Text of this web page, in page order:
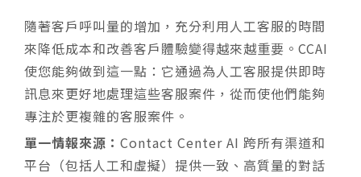
隨著客戶呼叫量的增加，充分利用人工客服的時間
來降低成本和改善客戶體驗變得越來越重要。CCAI
使您能夠做到這一點：它通過為人工客服提供即時
訊息來更好地處理這些客服案件，從而使他們能夠
專注於更複雜的客服案件。
單一情報來源： Contact Center AI 跨所有渠道和
平台（包括人工和虛擬）提供一致、高質量的對話